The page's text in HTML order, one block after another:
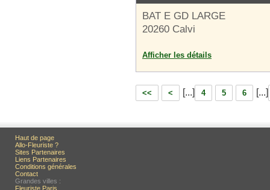
BAT E GD LARGE
20260 Calvi
Afficher les détails
<< < [...] 4 5 6 [...]
Haut de page
Allo-Fleuriste ?
Sites Partenaires
Liens Partenaires
Conditions générales
Contact
Grandes villes :
Fleuriste Paris